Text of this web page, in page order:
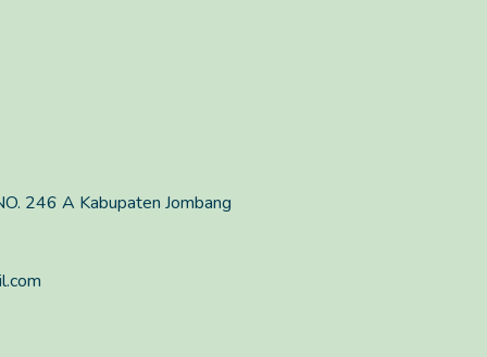
246 A Kabupaten Jombang